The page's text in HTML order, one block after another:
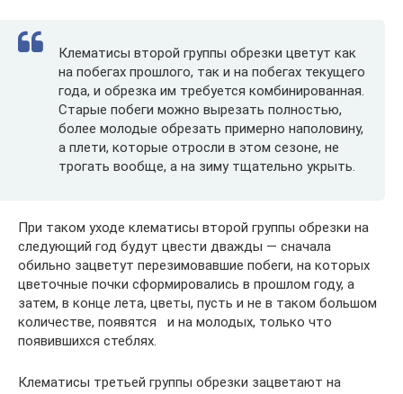
Клематисы второй группы обрезки цветут как
на побегах прошлого, так и на побегах текущего
года, и обрезка им требуется комбинированная.
Старые побеги можно вырезать полностью,
более молодые обрезать примерно наполовину,
а плети, которые отросли в этом сезоне, не
трогать вообще, а на зиму тщательно укрыть.
При таком уходе клематисы второй группы обрезки на
следующий год будут цвести дважды — сначала
обильно зацветут перезимовавшие побеги, на которых
цветочные почки сформировались в прошлом году, а
затем, в конце лета, цветы, пусть и не в таком большом
количестве, появятся и на молодых, только что
появившихся стеблях.
Клематисы третьей группы обрезки зацветают на